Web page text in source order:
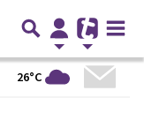
26°C